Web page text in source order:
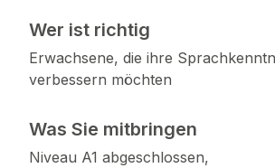
Wer ist richtig
Erwachsene, die ihre
verbessern möchten
Was Sie mitbringen
Niveau A1 abgeschlossen,